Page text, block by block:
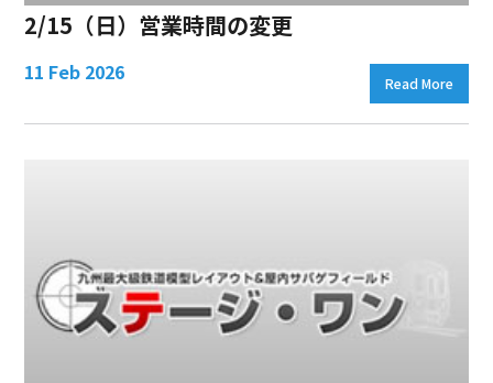
2/15（日）営業時間の変更
11 Feb 2026 Read More